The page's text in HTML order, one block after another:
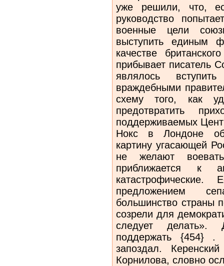
уже решили, что,
руководство
военные цели
выступить единым
качестве
прибывает писатель
являлось
враждебными
схему того, как
предотвратить
поддерживаемых
Нокс в Лондоне
картину угасающей
не желают
приближается к
предложением
большинство страны
созрели для
следует делать».
поддержать {454} .
запоздал.
Корнилова, словно